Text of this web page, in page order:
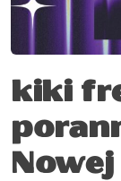
kiki
Nowej